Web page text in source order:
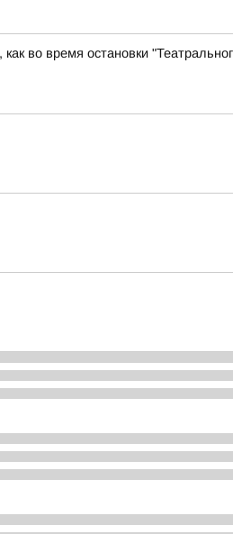
во время остановки